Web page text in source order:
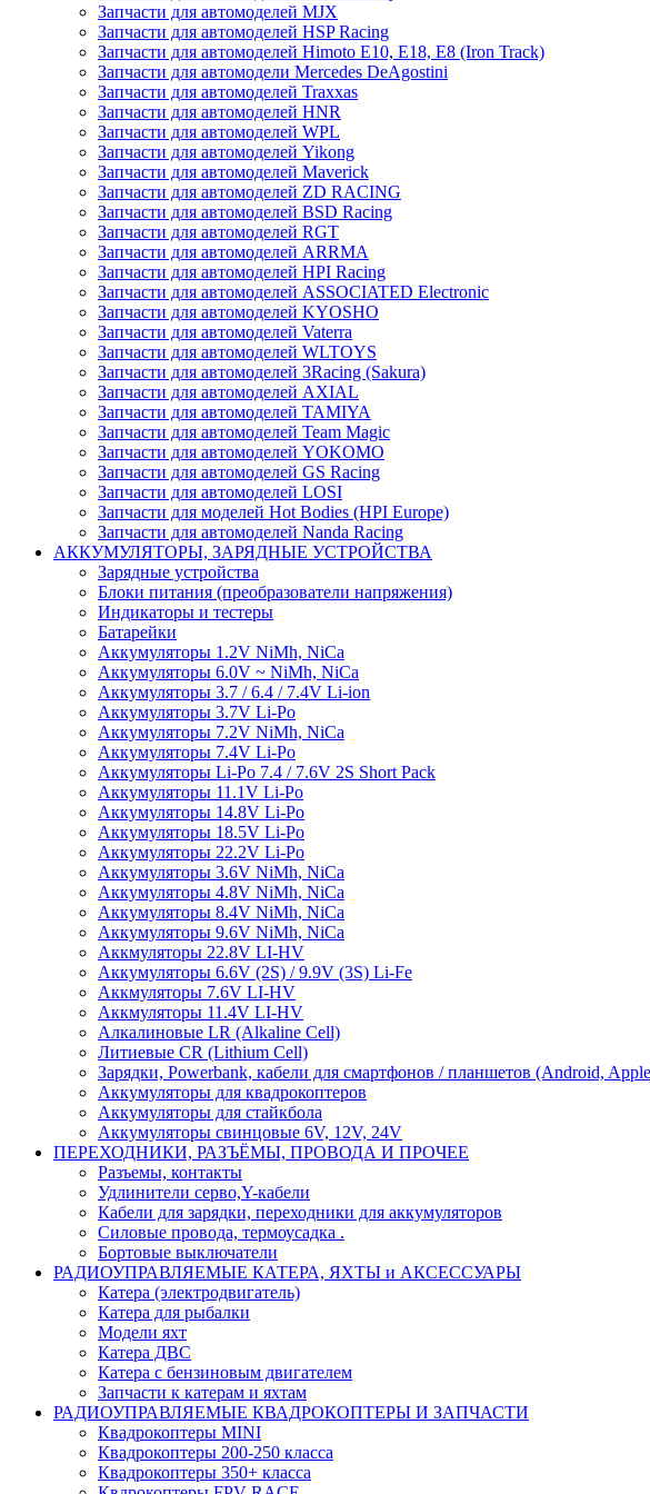
Запчасти для автомоделей MJX
Запчасти для автомоделей HSP Racing
Запчасти для автомоделей Himoto E10, E18, E8 (Iron Track)
Запчасти для автомодели Mercedes DeAgostini
Запчасти для автомоделей Traxxas
Запчасти для автомоделей HNR
Запчасти для автомоделей WPL
Запчасти для автомоделей Yikong
Запчасти для автомоделей Maverick
Запчасти для автомоделей ZD RACING
Запчасти для автомоделей BSD Racing
Запчасти для автомоделей RGT
Запчасти для автомоделей ARRMA
Запчасти для автомоделей HPI Racing
Запчасти для автомоделей ASSOCIATED Electronic
Запчасти для автомоделей KYOSHO
Запчасти для автомоделей Vaterra
Запчасти для автомоделей WLTOYS
Запчасти для автомоделей 3Racing (Sakura)
Запчасти для автомоделей AXIAL
Запчасти для автомоделей TAMIYA
Запчасти для автомоделей Team Magic
Запчасти для автомоделей YOKOMO
Запчасти для автомоделей GS Racing
Запчасти для автомоделей LOSI
Запчасти для моделей Hot Bodies (HPI Europe)
Запчасти для автомоделей Nanda Racing
АККУМУЛЯТОРЫ, ЗАРЯДНЫЕ УСТРОЙСТВА
Зарядные устройства
Блоки питания (преобразователи напряжения)
Индикаторы и тестеры
Батарейки
Аккумуляторы 1.2V NiMh, NiCa
Аккумуляторы 6.0V ~ NiMh, NiCa
Аккумуляторы 3.7 / 6.4 / 7.4V Li-ion
Аккумуляторы 3.7V Li-Po
Аккумуляторы 7.2V NiMh, NiCa
Аккумуляторы 7.4V Li-Po
Аккумуляторы Li-Po 7.4 / 7.6V 2S Short Pack
Аккумуляторы 11.1V Li-Po
Аккумуляторы 14.8V Li-Po
Аккумуляторы 18.5V Li-Po
Аккумуляторы 22.2V Li-Po
Аккумуляторы 3.6V NiMh, NiCa
Аккумуляторы 4.8V NiMh, NiCa
Аккумуляторы 8.4V NiMh, NiCa
Аккумуляторы 9.6V NiMh, NiCa
Аккмуляторы 22.8V LI-HV
Аккумуляторы 6.6V (2S) / 9.9V (3S) Li-Fe
Аккмуляторы 7.6V LI-HV
Аккмуляторы 11.4V LI-HV
Алкалиновые LR (Alkaline Cell)
Литиевые CR (Lithium Сell)
Зарядки, Powerbank, кабели для смартфонов / планшетов (Android,
Аккумуляторы для квадрокоптеров
Аккумуляторы для стайкбола
Аккумуляторы свинцовые 6V, 12V, 24V
ПЕРЕХОДНИКИ, РАЗЪЁМЫ, ПРОВОДА И ПРОЧЕЕ
Разъемы, контакты
Удлинители серво,Y-кабели
Кабели для зарядки, переходники для аккумуляторов
Силовые провода, термоусадка .
Бортовые выключатели
РАДИОУПРАВЛЯЕМЫЕ КАТЕРА, ЯХТЫ и АКСЕССУАРЫ
Катера (электродвигатель)
Катера для рыбалки
Модели яхт
Катера ДВС
Катера с бензиновым двигателем
Запчасти к катерам и яхтам
РАДИОУПРАВЛЯЕМЫЕ КВАДРОКОПТЕРЫ И ЗАПЧАСТИ
Квадрокоптеры MINI
Квадрокоптеры 200-250 класса
Квадрокоптеры 350+ класса